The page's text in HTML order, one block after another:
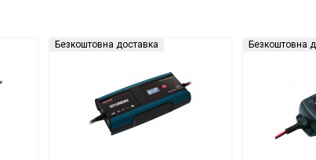
Безкоштовна доставка Безкоштовна